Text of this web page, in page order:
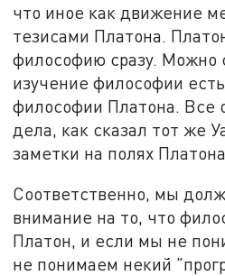
что иное как движение
тезисами Платона.
философию сразу. Можно
изучение философии
философии Платона. Все
дела, как сказал тот же
заметки на полях
Соответственно, мы
внимание на то, что
Платон, и если мы не
не понимаем некий